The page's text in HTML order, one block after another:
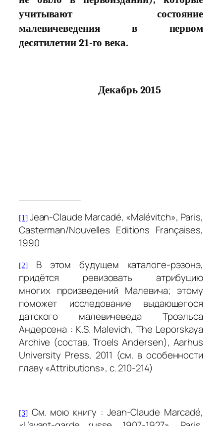
учитывают состояние
малевичеведения в первом
десятилетии 21-го века.
Декабрь 2015
[1] Jean-Claude Marcadé, «Malévitch», Paris,
Casterman/Nouvelles Editions Françaises,
1990
[2]
B этом будущем каталоге-рэзонэ,
придётся ревизовать атрибуцию
многиx произведений Малевича; этому
поможет исследование выдающегося
датского малевичеведа Троэльса
Андерсена : K.S. Malevich, The Leporskaya
Archive (состав. Troels Andersen), Aarhus
University Press, 2011 (cм. в особенности
главу «Attributions», c. 210-214)
[3] См. мою книгу : Jean-Claude Marcadé,